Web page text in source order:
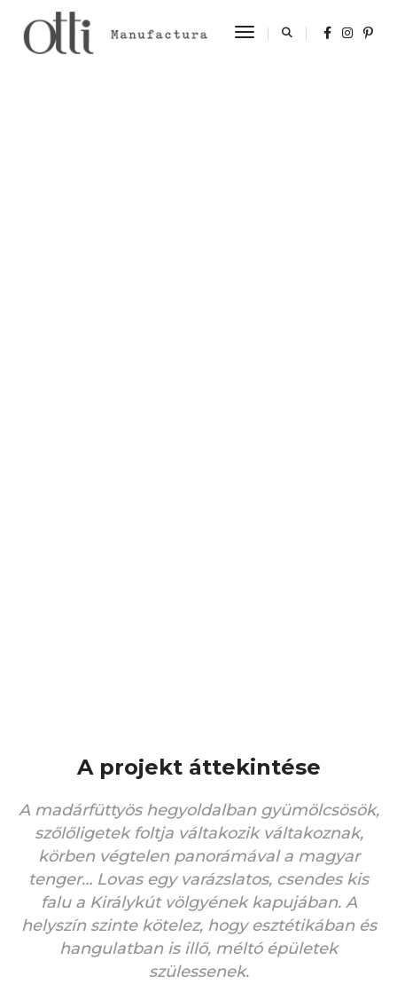
Toggle Navigation
A projekt áttekintése
A madárfüttyös hegyoldalban gyümölcsösök,
szőlőligetek foltja váltakozik váltakoznak,
körben végtelen panorámával a magyar
tenger… Lovas egy varázslatos, csendes kis
falu a Királykút völgyének kapujában. A
helyszín szinte kötelez, hogy esztétikában és
hangulatban is illő, méltó épületek
szülessenek.